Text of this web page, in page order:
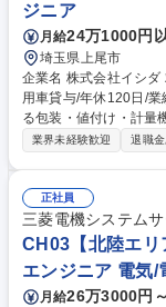
ジニア
月給24万1000円
埼玉県上尾市
企業名 株式会社イシダ 求人名 【★】『フィールドエンジニア＠埼玉』社
用車貸与/年休120日/業績安定メーカー 仕
る包装・値付け・計量
営と商品の安定供給と
い、部品交換等を通じ
店舗の改装や新店オー
タッフへ使用方法を丁
然に防ぐため、定期的
供給を裏側から支援します。 募集職種 【★】『フィール
埼玉』社用車貸与/年休
業界未経験歓迎 退職金
正社員
三菱電機システム
CH03【北陸エリ
エンジニア 電気/
月給26万3000円